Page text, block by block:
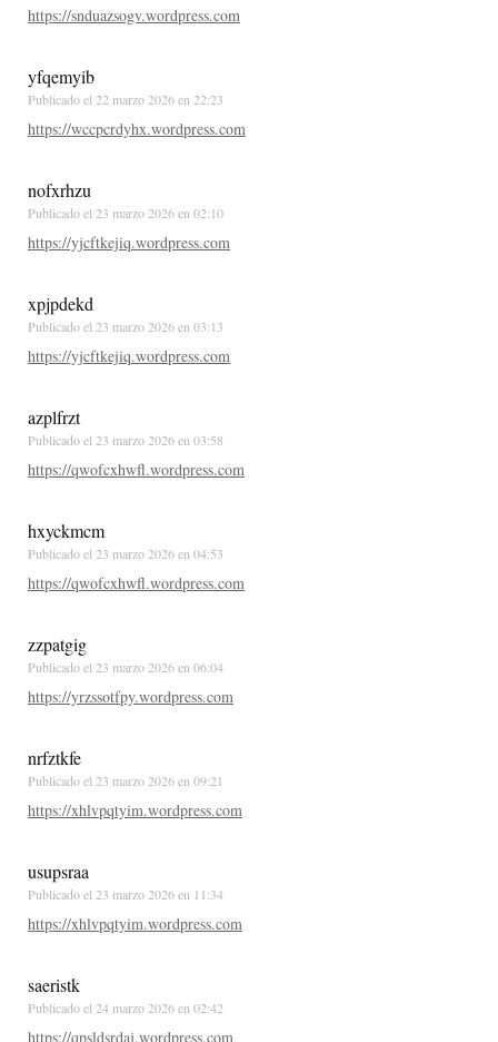
https://snduazsogv.wordpress.com
yfqemyib
Publicado el 22 marzo 2026 en 22:23
https://wccpcrdyhx.wordpress.com
nofxrhzu
Publicado el 23 marzo 2026 en 02:10
https://yjcftkejiq.wordpress.com
xpjpdekd
Publicado el 23 marzo 2026 en 03:13
https://yjcftkejiq.wordpress.com
azplfrzt
Publicado el 23 marzo 2026 en 03:58
https://qwofcxhwfl.wordpress.com
hxyckmcm
Publicado el 23 marzo 2026 en 04:53
https://qwofcxhwfl.wordpress.com
zzpatgig
Publicado el 23 marzo 2026 en 06:04
https://yrzssotfpy.wordpress.com
nrfztkfe
Publicado el 23 marzo 2026 en 09:21
https://xhlvpqtyim.wordpress.com
usupsraa
Publicado el 23 marzo 2026 en 11:34
https://xhlvpqtyim.wordpress.com
saeristk
Publicado el 24 marzo 2026 en 02:42
https://qpsldsrdaj.wordpress.com